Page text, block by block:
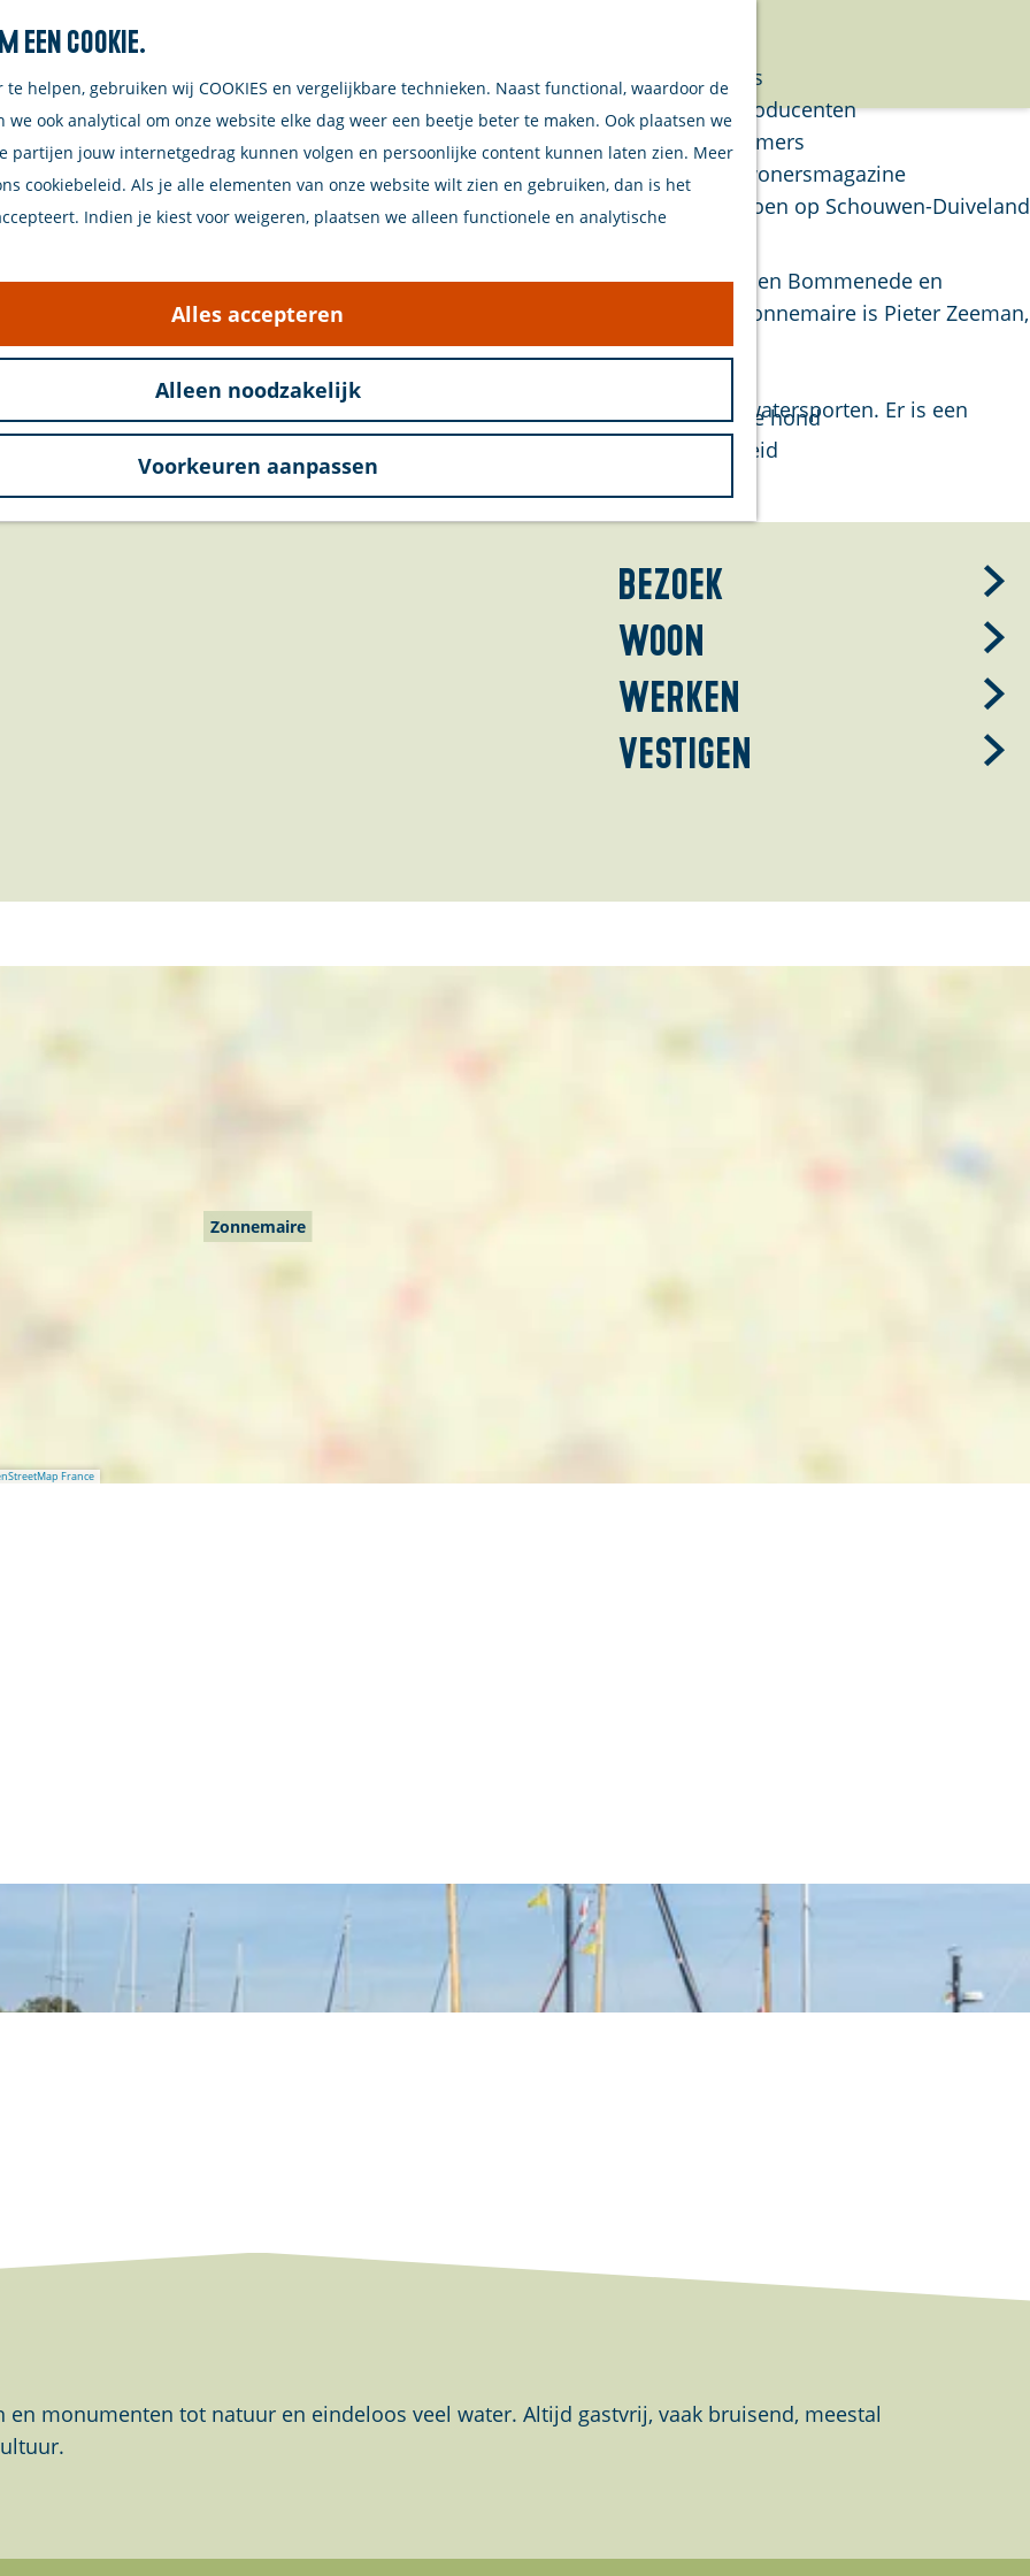
een cookie.
helpen, gebruiken wij COOKIES en vergelijkbare technieken. Naast functional, waardoor de
we ook analytical om onze website elke dag weer een beetje beter te maken. Ook plaatsen we
partijen jouw internetgedrag kunnen volgen en persoonlijke content kunnen laten zien. Meer
cookiebeleid. Als je alle elementen van onze website wilt zien en gebruiken, dan is het
Indien je kiest voor weigeren, plaatsen we alleen functionele en analytische
Alles accepteren
Alleen noodzakelijk
Voorkeuren aanpassen
Van eilanders
Van streekproducenten
Van ondernemers
Verhalen Inwonersmagazine
Tips om te doen op Schouwen-Duiveland
Op de kaart
Samen met je hond
Bereikbaarheid
Bezoek
Woon
Werken
Vestigen
naam komt van "Sonnemare," wat verwijst naar het water tussen de eilanden Bommenede en
water. Eén van de meest bekende inwoners uit de geschiedenis van Zonnemaire is Pieter Zeeman,
nu een rustige plek aan het water. Ideaal voor een dagje ontspannen of watersporten. Er is een
perfect voor liefhebbers van varen en vissen.
Zonnemaire
France
monumenten tot natuur en eindeloos veel water. Altijd gastvrij, vaak bruisend, meestal